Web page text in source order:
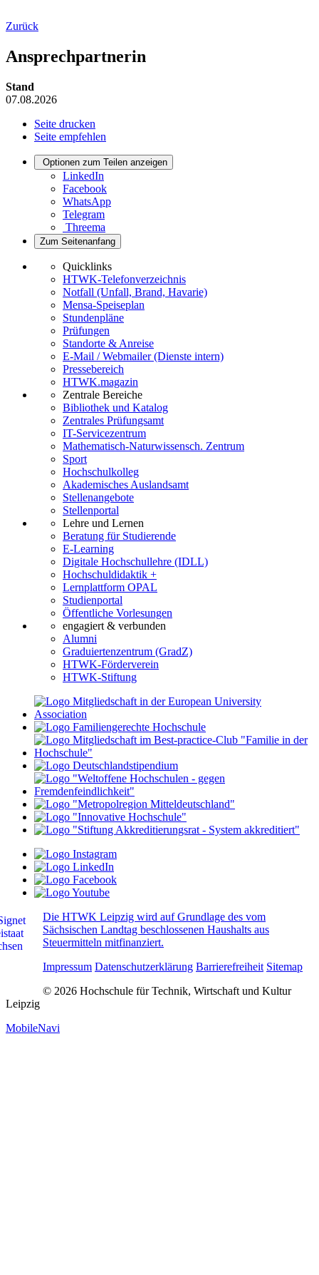
Zurück
Ansprechpartnerin
Stand
07.08.2026
Seite drucken
Seite empfehlen
Optionen zum Teilen anzeigen
LinkedIn
Facebook
WhatsApp
Telegram
Threema
Zum Seitenanfang
Quicklinks
HTWK-Telefonverzeichnis
Notfall (Unfall, Brand, Havarie)
Mensa-Speiseplan
Stundenpläne
Prüfungen
Standorte & Anreise
E-Mail / Webmailer (Dienste intern)
Pressebereich
HTWK.magazin
Zentrale Bereiche
Bibliothek und Katalog
Zentrales Prüfungsamt
IT-Servicezentrum
Mathematisch-Naturwissensch. Zentrum
Sport
Hochschulkolleg
Akademisches Auslandsamt
Stellenangebote
Stellenportal
Lehre und Lernen
Beratung für Studierende
E-Learning
Digitale Hochschullehre (IDLL)
Hochschuldidaktik +
Lernplattform OPAL
Studienportal
Öffentliche Vorlesungen
engagiert & verbunden
Alumni
Graduiertenzentrum (GradZ)
HTWK-Förderverein
HTWK-Stiftung
Die HTWK Leipzig wird auf Grundlage des vom
Sächsischen Landtag beschlossenen Haushalts aus
Steuermitteln mitfinanziert.
Impressum Datenschutzerklärung Barrierefreiheit Sitemap
© 2026 Hochschule für Technik, Wirtschaft und Kultur
Leipzig
MobileNavi